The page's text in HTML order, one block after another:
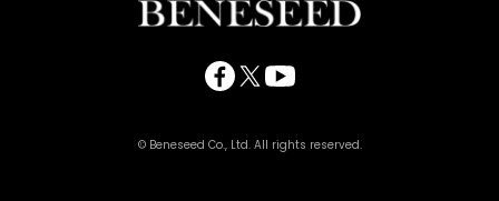
© Beneseed Co., Ltd. All rights reserved.